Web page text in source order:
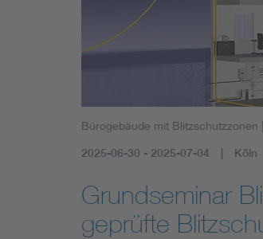
Health
Bürogebäude mit Blitzschutzzonen
2025-06-30 - 2025-07-04 Köln
Grundseminar
geprüfte